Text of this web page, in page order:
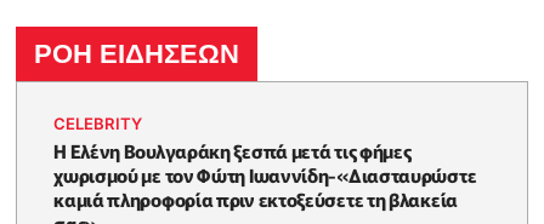
ΡΟΗ ΕΙΔΗΣΕΩΝ
CELEBRITY
Η Ελένη Βουλγαράκη ξεσπά μετά τις φήμες
χωρισμού με τον Φώτη Ιωαννίδη-«Διασταυρώστε
καμιά πληροφορία πριν εκτοξεύσετε τη βλακεία